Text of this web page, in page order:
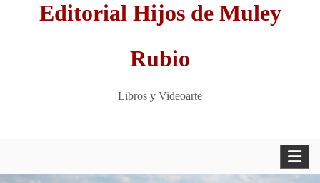
Editorial Hijos de Muley
Rubio
Libros y Videoarte